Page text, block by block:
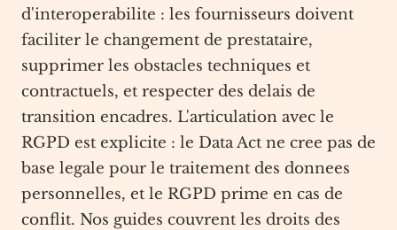
d'interoperabilite : les fournisseurs doivent
faciliter le changement de prestataire,
supprimer les obstacles techniques et
contractuels, et respecter des delais de
transition encadres. L'articulation avec le
RGPD est explicite : le Data Act ne cree pas de
base legale pour le traitement des donnees
personnelles, et le RGPD prime en cas de
conflit. Nos guides couvrent les droits des